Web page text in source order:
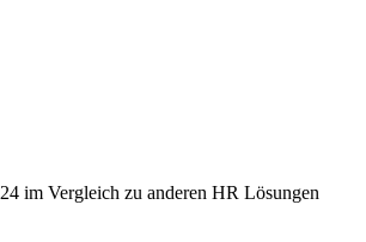
im Vergleich zu anderen HR Lösungen